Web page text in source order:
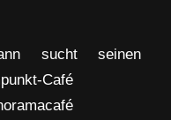
sucht seinen
Café